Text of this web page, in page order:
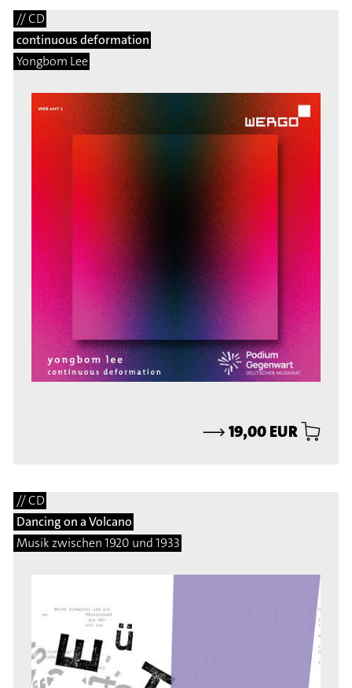
// CD
continuous deformation
Yongbom Lee
⟶19,00 EUR
// CD
Dancing on a Volcano
Musik zwischen 1920 und 1933